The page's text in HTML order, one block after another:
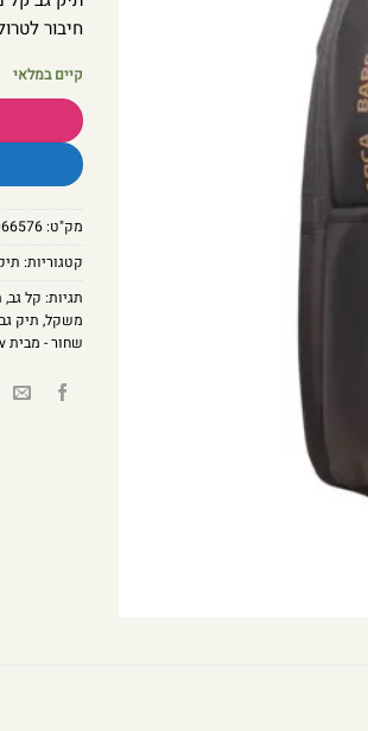
חיבור
קיים במלאי
מק"ט:
קטגוריות:
תגיות: קל גב,
משקל, תיק
שחור - מבית Kal Gav